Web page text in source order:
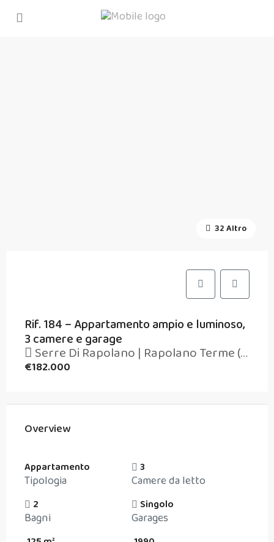
32 Altro
Rif. 184 – Appartamento ampio e luminoso,
3 camere e garage
Serre Di Rapolano | Rapolano Terme (Siena)
€182.000
Overview
Appartamento
Tipologia
3
Camere da letto
2
Bagni
Singolo
Garages